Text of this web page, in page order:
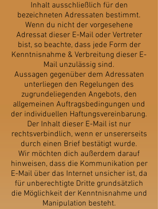
Inhalt ausschließlich für den
bezeichneten Adressaten bestimmt.
Wenn du nicht der vorgesehene
Adressat dieser E-Mail oder Vertreter
bist, so beachte, dass jede Form der
Kenntnisnahme & Verbreitung dieser E-
Mail unzulässig sind.
Aussagen gegenüber dem Adressaten
unterliegen den Regelungen des
zugrundeliegenden Angebots, den
allgemeinen Auftragsbedingungen und
der individuellen Haftungsvereinbarung.
Der Inhalt dieser E-Mail ist nur
rechtsverbindlich, wenn er unsererseits
durch einen Brief bestätigt wurde.
Wir möchten dich außerdem darauf
hinweisen, dass die Kommunikation per
E-Mail über das Internet unsicher ist, da
für unberechtigte Dritte grundsätzlich
die Möglichkeit der Kenntnisnahme und
Manipulation besteht.